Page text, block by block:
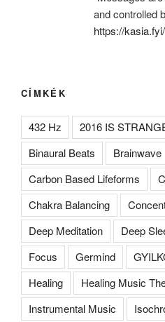
and controlled
https://kasia.fyi/
CÍMKÉK
432 Hz 2016 IS
Binaural Beats
Brainwave
Carbon Based Lifeforms
Chakra Balancing
Deep Meditation
Deep
Focus
Germind
Healing
Healing Music
Instrumental Music